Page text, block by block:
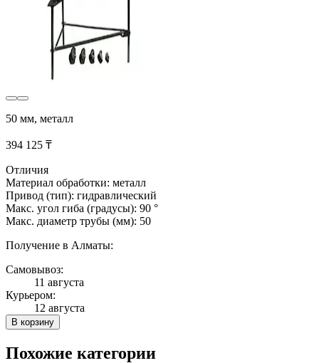
50 мм, металл
394 125 ₸
Отличия
Материал обработки: металл
Привод (тип): гидравлический
Макс. угол гиба (градусы): 90 °
Макс. диаметр трубы (мм): 50
Получение в Алматы:
Самовывоз:
11 августа
Курьером:
12 августа
В корзину
Похожие категории